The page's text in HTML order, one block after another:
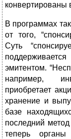
конвертированы
В программах
от того,
Суть
эмитентом.
например,
приобретает
хранение и
базе
последний
теперь